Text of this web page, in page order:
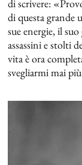
di scrivere:
di questa grande
sue energie, il
assassini e stolti
vita è ora
svegliarmi mai